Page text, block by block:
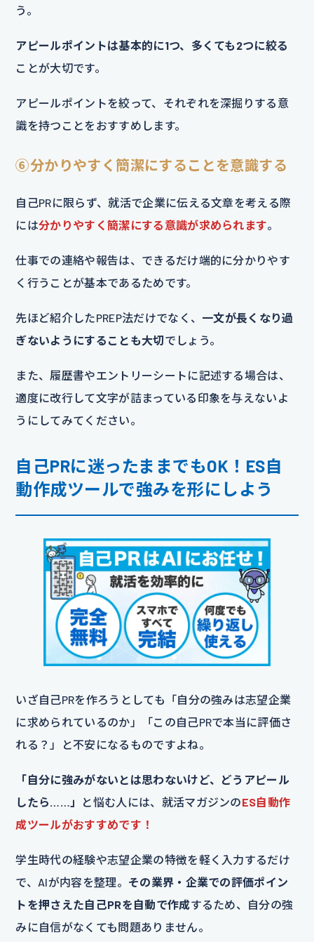
う。
アピールポイントは基本的に1つ、多くても2つに絞る
ことが大切です。
アピールポイントを絞って、それぞれを深掘りする意
識を持つことをおすすめします。
⑥分かりやすく簡潔にすることを意識する
自己PRに限らず、就活で企業に伝える文章を考える際
には分かりやすく簡潔にする意識が求められます。
仕事での連絡や報告は、できるだけ端的に分かりやす
く行うことが基本であるためです。
先ほど紹介したPREP法だけでなく、 一文が長くなり過
ぎないようにすることも大切でしょう。
また、履歴書やエントリーシートに記述する場合は、
適度に改行して文字が詰まっている印象を与えないよ
うにしてみてください。
自己PRに迷ったままでもOK！ES自
動作成ツールで強みを形にしよう
いざ自己PRを作ろうとしても「自分の強みは志望企業
に求められているのか」「この自己PRで本当に評価さ
れる？」と不安になるものですよね。
「自分に強みがないとは思わないけど、どうアピール
したら……」
と悩む人には、就活マガジンのES自動作
成ツールがおすすめです！
学生時代の経験や志望企業の特徴を軽く入力するだけ
で、AIが内容を整理。 その業界・企業での評価ポイン
トを押さえた自己PRを自動で作成するため、自分の強
みに自信がなくても問題ありません。